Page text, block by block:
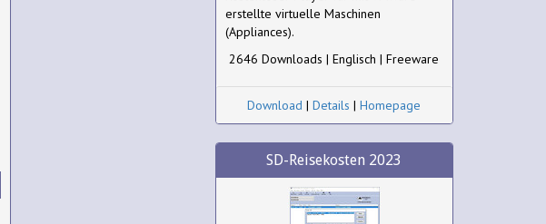
erstellte virtuelle Maschinen
(Appliances).
2646 Downloads | Englisch | Freeware
Download |Details |Homepage
SD-Reisekosten 2023